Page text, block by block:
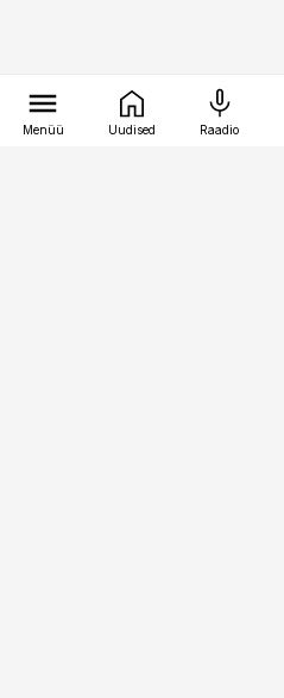
Menüü Uudised Raadio